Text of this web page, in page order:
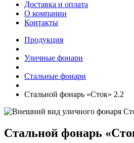
Доставка и оплата
О компании
Контакты
Продукция
Уличные фонари
Стальные фонари
Стальной фонарь «Сток» 2.2
Стальной фонарь